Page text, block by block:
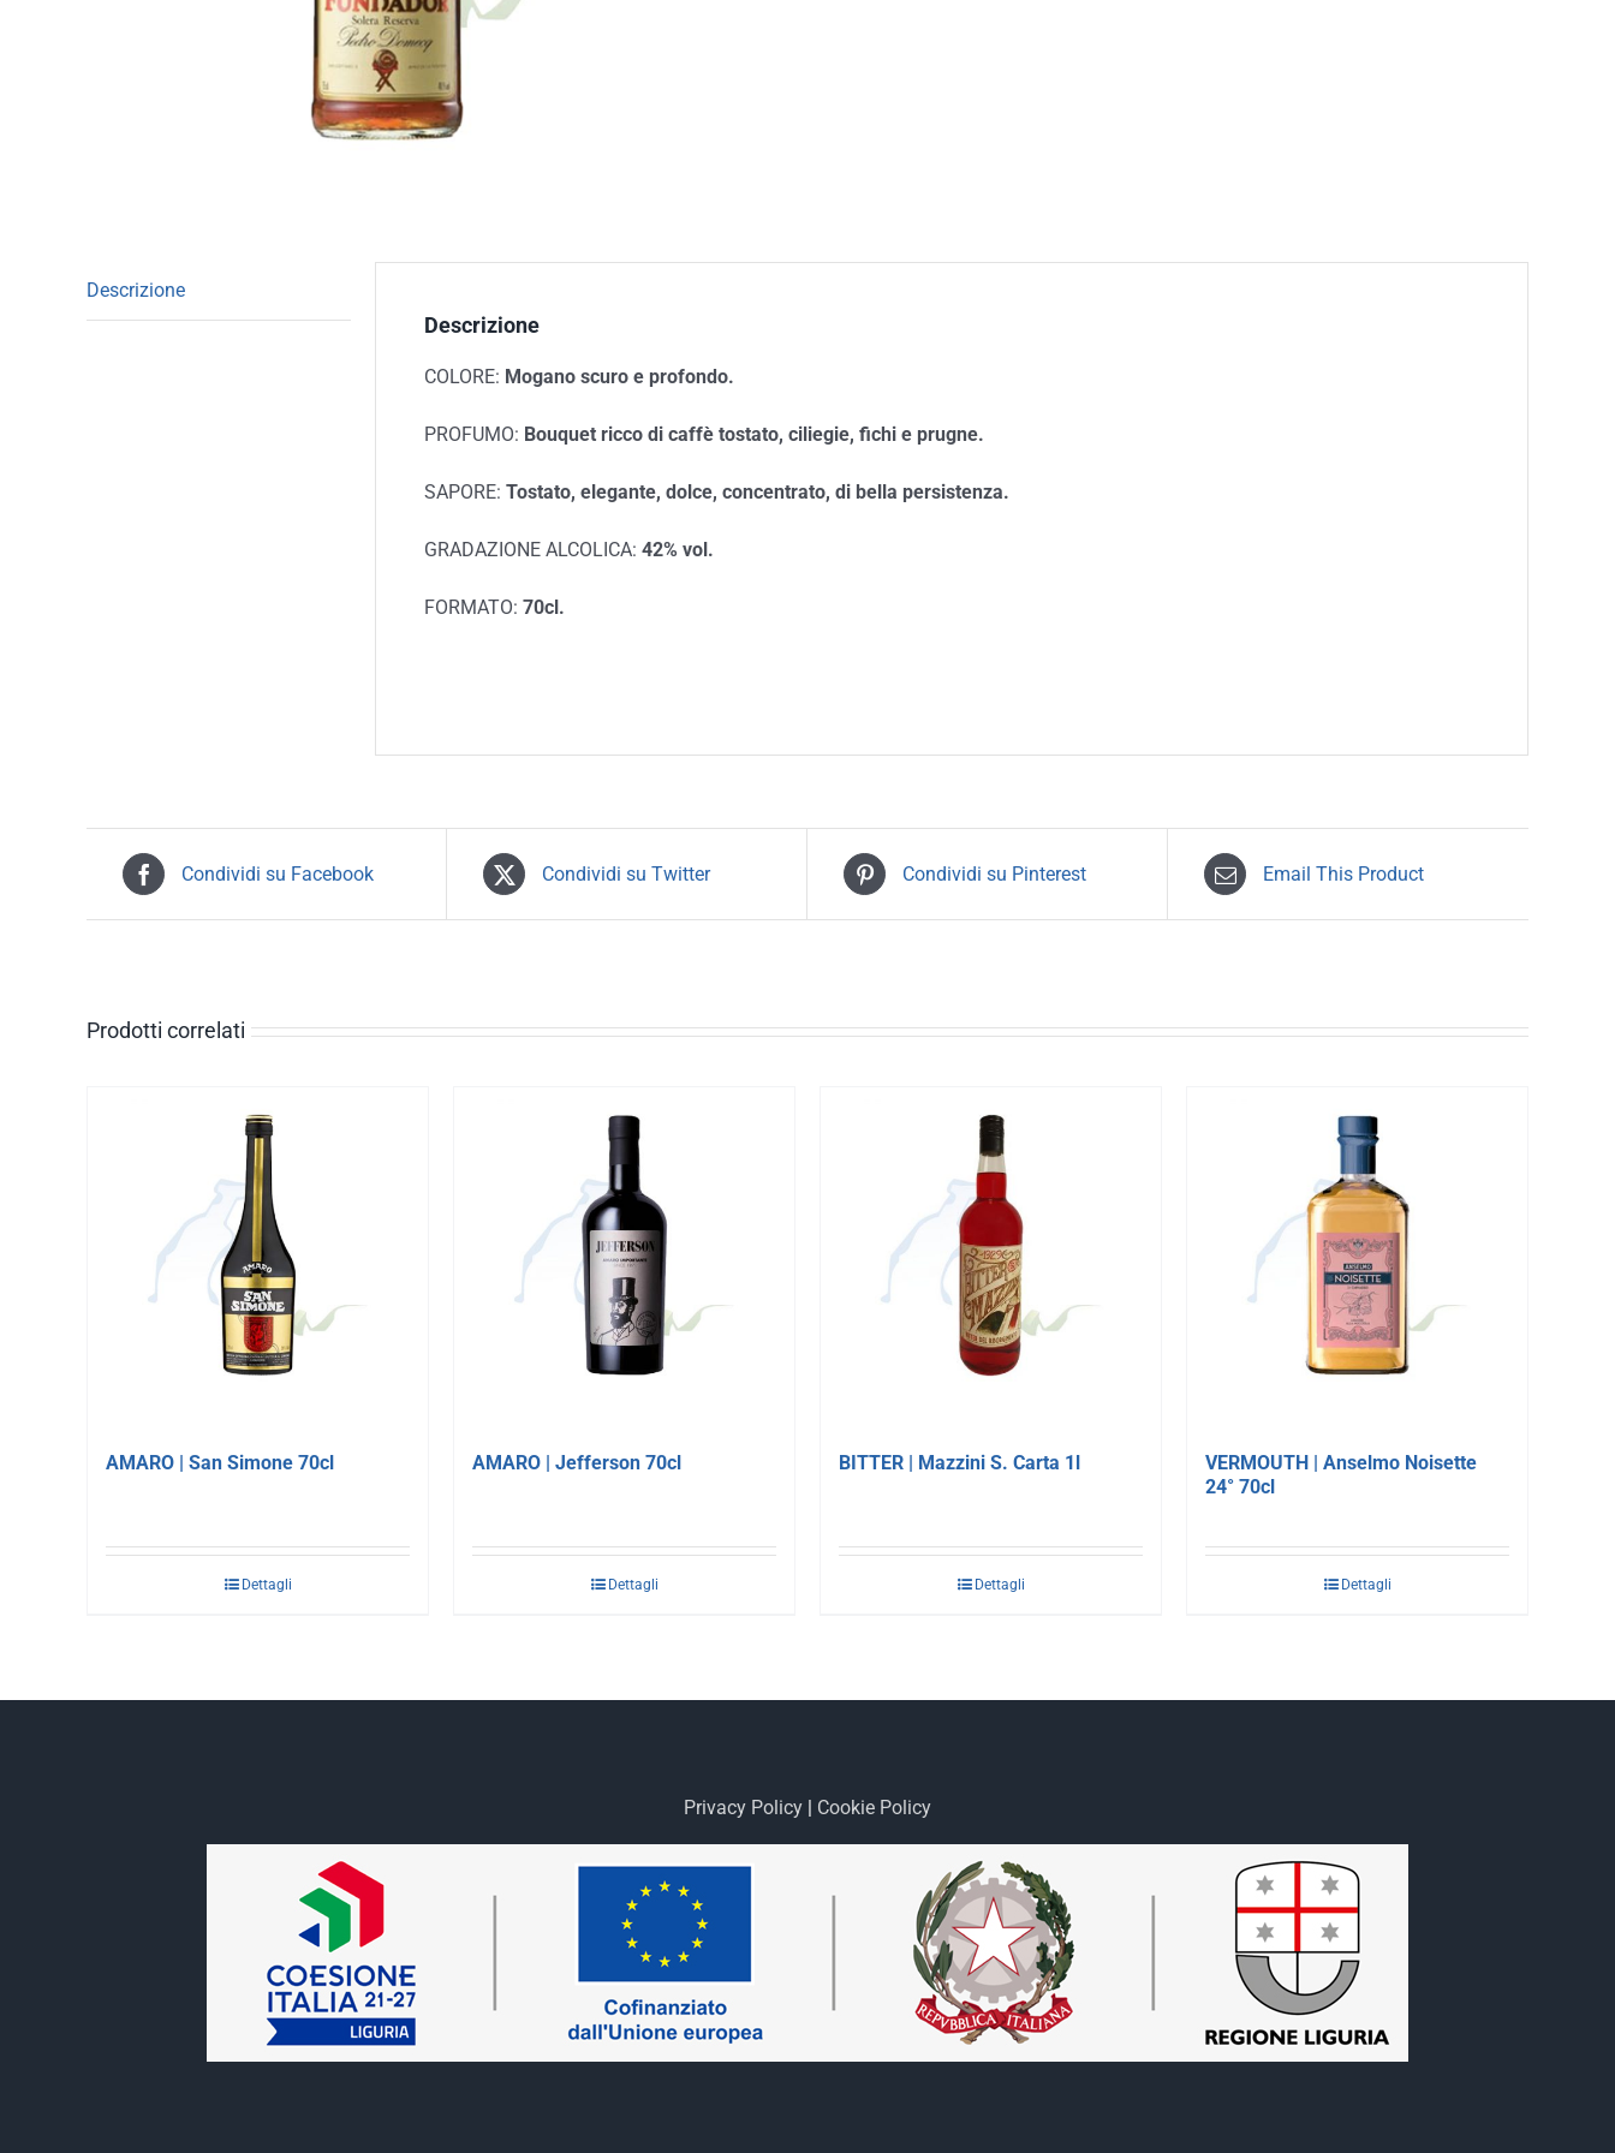
Descrizione
Descrizione
COLORE: Mogano scuro e profondo.
PROFUMO: Bouquet ricco di caffè tostato, ciliegie, fichi e prugne.
SAPORE: Tostato, elegante, dolce, concentrato, di bella persistenza.
GRADAZIONE ALCOLICA: 42% vol.
FORMATO: 70cl.
Condividi su Facebook Condividi su Twitter Condividi su Pinterest Email This Product
Prodotti correlati
AMARO | San Simone 70cl
Dettagli
AMARO | Jefferson 70cl
Dettagli
BITTER | Mazzini S. Carta 1l
Dettagli
VERMOUTH | Anselmo Noisette
24° 70cl
Dettagli
Privacy Policy | Cookie Policy